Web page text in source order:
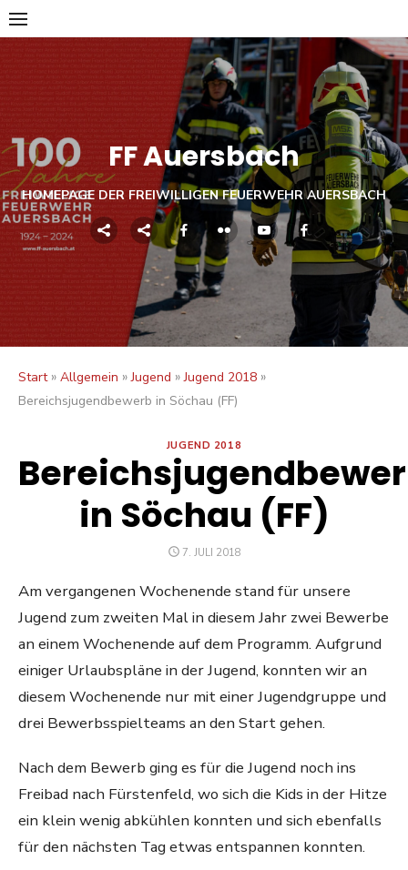
Skip
to
FF Auersbach
HOMEPAGE DER FREIWILLIGEN FEUERWEHR AUERSBACH
Start» Allgemein »Jugend »Jugend 2018 »
Bereichsjugendbewerb in Söchau (FF)
JUGEND 2018
in Söchau (FF)
POSTED
7. JULI 2018
Am vergangenen Wochenende stand für unsere
Jugend zum zweiten Mal in diesem Jahr zwei Bewerbe
an einem Wochenende auf dem Programm. Aufgrund
einiger Urlaubspläne in der Jugend, konnten wir an
diesem Wochenende nur mit einer Jugendgruppe und
drei Bewerbsspielteams an den Start gehen.
Nach dem Bewerb ging es für die Jugend noch ins
Freibad nach Fürstenfeld, wo sich die Kids in der Hitze
ein klein wenig abkühlen konnten und sich ebenfalls
für den nächsten Tag etwas entspannen konnten.